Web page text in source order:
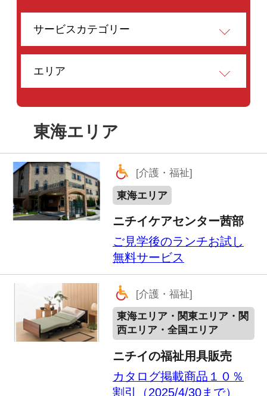
[介護・福祉]
東海エリア・関東エリア・関
西エリア・全国エリア
カタログ掲載商品１０％
[ショッピング・買取]
東エリア・関西エリア
ネットオフ宅配買取
買取価格１０％アップ...
[家事・住まい・ライフサ
ービス]
東海エリア・関東エリア・関
西エリア・全国エリア
株式会社サファリ
割引 Blu-rayへのダビング
１０％割引...
[リラクゼーション]
ファイテンショップ ユ
ニモール店
気になる肩やひざに簡単